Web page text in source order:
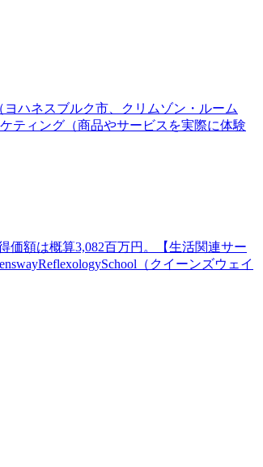
ヨハネスブルク市、クリムゾン・ルーム
ティング（商品やサービスを実際に体験
価額は概算3,082百万円。【生活関連サー
（クイーンズウェイ